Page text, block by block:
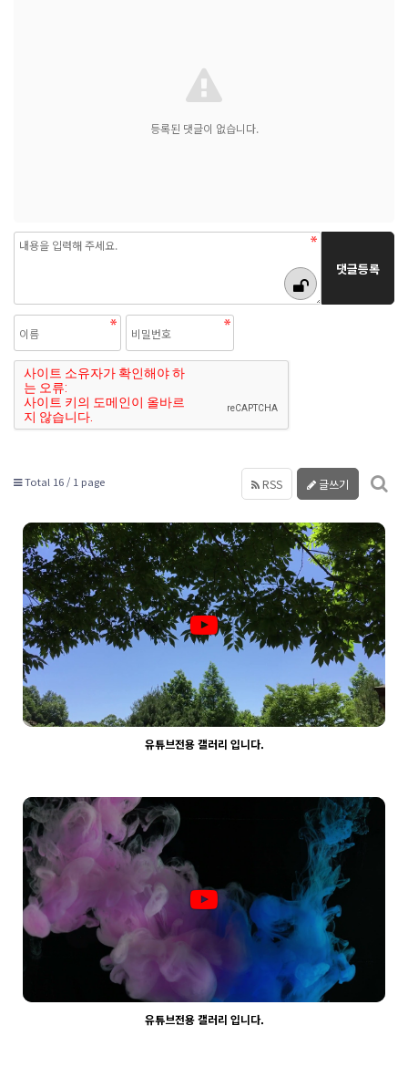
등록된 댓글이 없습니다.
Total 16 / 1 page RSS 글쓰기
2316
유튜브전용 갤러리 입니다.
유튜브전용 갤러리 입니다.